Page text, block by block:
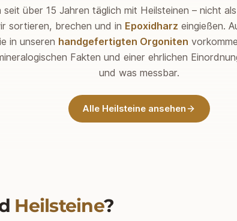
seit über 15 Jahren täglich mit Heilsteinen – nicht
sortieren, brechen und in Epoxidharz eingießen.
in unseren handgefertigten Orgoniten
Fakten und einer ehrlichen
und was messbar.
Alle Heilsteine ansehen
Heilsteine?